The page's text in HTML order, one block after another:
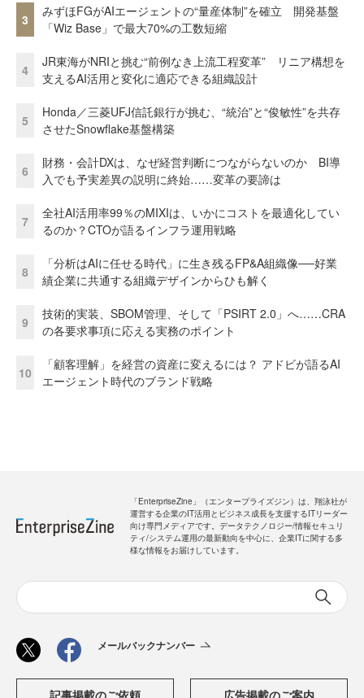
3
みずほFGがAIエージェントの“量産体制”を確立 開発基盤
「Wiz Base」で最大70%の工数短縮
4
JR東海がNRIと挑む“前例なき上流工程変革” リニア構想を
支えるAI活用と変化に適応できる組織設計
5
Honda／三菱UFJ信託銀行が挑む、“統治”と“俊敏性”を共存
させたSnowflake基盤構築
6
財務・会計DXは、なぜ経営判断につながらないのか BI導
入でも予実差異の説明に終始……変革の要諦は
7
全社AI活用率99％のMIXIは、いかにコストを最適化してい
るのか？CTOが語るインフラ運用戦略
8
「分析はAIに任せる時代」に生き残るFP&A組織像──好業
績企業に共通する組織デザインからひも解く
9
技術的実装、SBOM管理、そして「PSIRT 2.0」へ……CRA
の各要求事項に応える実務のポイント
10
「顧客理解」を経営の資産に変えるには？ アドビが語るAI
エージェント時代のブランド戦略
「EnterpriseZine」（エンタープライズジン）は、翔泳社が
運営する企業のIT活用とビジネス成長を支援するITリーダー
向け専門メディアです。データテクノロジー/情報セキュリ
ティ/システム運用の最新動向を中心に、企業ITに関する多
様な情報をお届けしています。
メールバックナンバー
記事掲載のご依頼 広告掲載のご案内